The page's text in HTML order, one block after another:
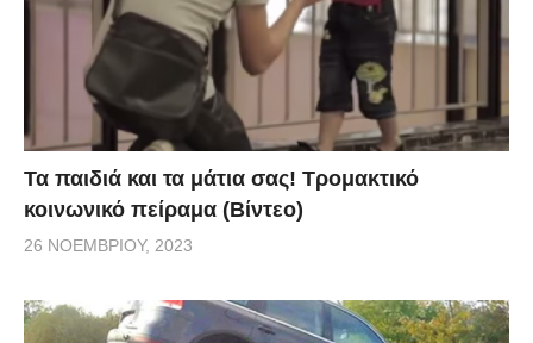
Τα παιδιά και τα μάτια σας! Τρομακτικό
κοινωνικό πείραμα (Βίντεο)
26 ΝΟΕΜΒΡΊΟΥ, 2023